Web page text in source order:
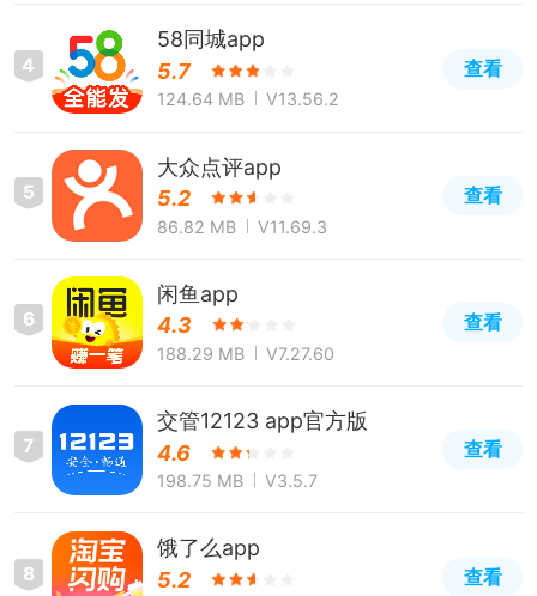
4
58同城app
5.7
124.64 MB V13.56.2
查看
5
大众点评app
5.2
86.82 MB V11.69.3
查看
6
闲鱼app
4.3
188.29 MB V7.27.60
查看
7
交管12123 app官方版
4.6
198.75 MB V3.5.7
查看
8
饿了么app
5.2
查看